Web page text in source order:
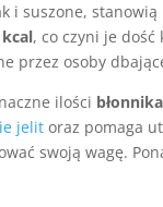
i suszone,
, co czyni je dość
przez osoby
ilości
jelit oraz pomaga
swoją wagę.